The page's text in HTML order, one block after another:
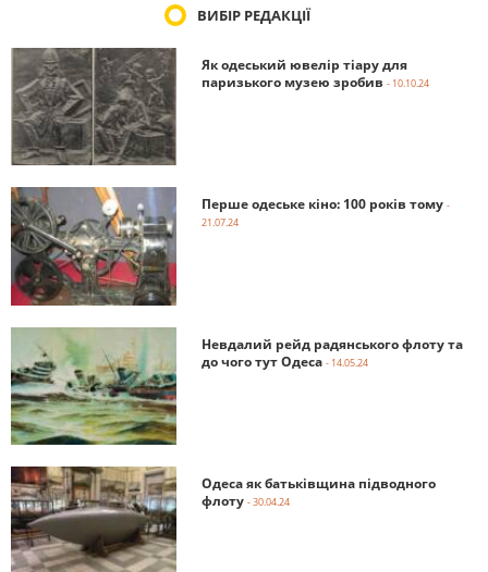
ВИБІР РЕДАКЦІЇ
Як одеський ювелір тіару для
паризького музею зробив - 10.10.24
Перше одеське кіно: 100 років тому -
21.07.24
Невдалий рейд радянського флоту та
до чого тут Одеса - 14.05.24
Одеса як батьківщина підводного
флоту - 30.04.24